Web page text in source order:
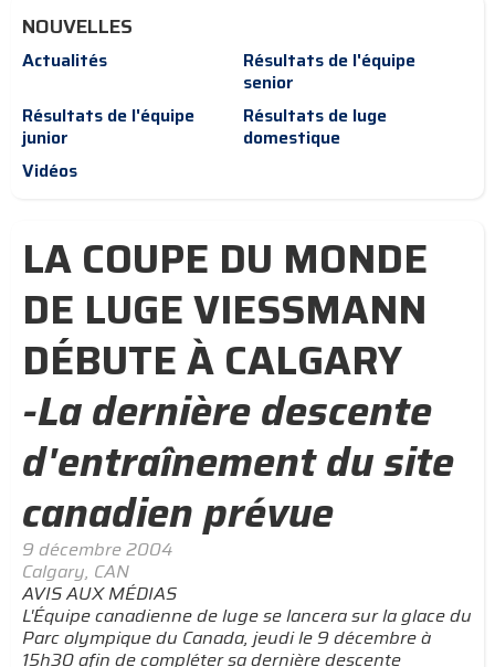
NOUVELLES
Actualités
Résultats de l'équipe
senior
Résultats de l'équipe
junior
Résultats de luge
domestique
Vidéos
LA COUPE DU MONDE
DE LUGE VIESSMANN
DÉBUTE À CALGARY
-La dernière descente
d'entraînement du site
canadien prévue
9 décembre 2004
Calgary, CAN
AVIS AUX MÉDIAS
L'Équipe canadienne de luge se lancera sur la glace du
Parc olympique du Canada, jeudi le 9 décembre à
15h30 afin de compléter sa dernière descente